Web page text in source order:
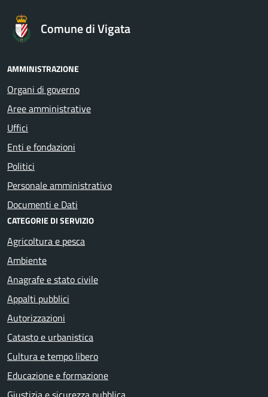
Comune di Vigata
AMMINISTRAZIONE
Organi di governo
Aree amministrative
Uffici
Enti e fondazioni
Politici
Personale amministrativo
Documenti e Dati
CATEGORIE DI SERVIZIO
Agricoltura e pesca
Ambiente
Anagrafe e stato civile
Appalti pubblici
Autorizzazioni
Catasto e urbanistica
Cultura e tempo libero
Educazione e formazione